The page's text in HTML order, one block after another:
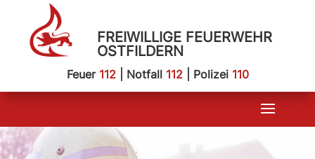
FREIWILLIGE FEUERWEHR
OSTFILDERN
Feuer 112| Notfall 112| Polizei 110